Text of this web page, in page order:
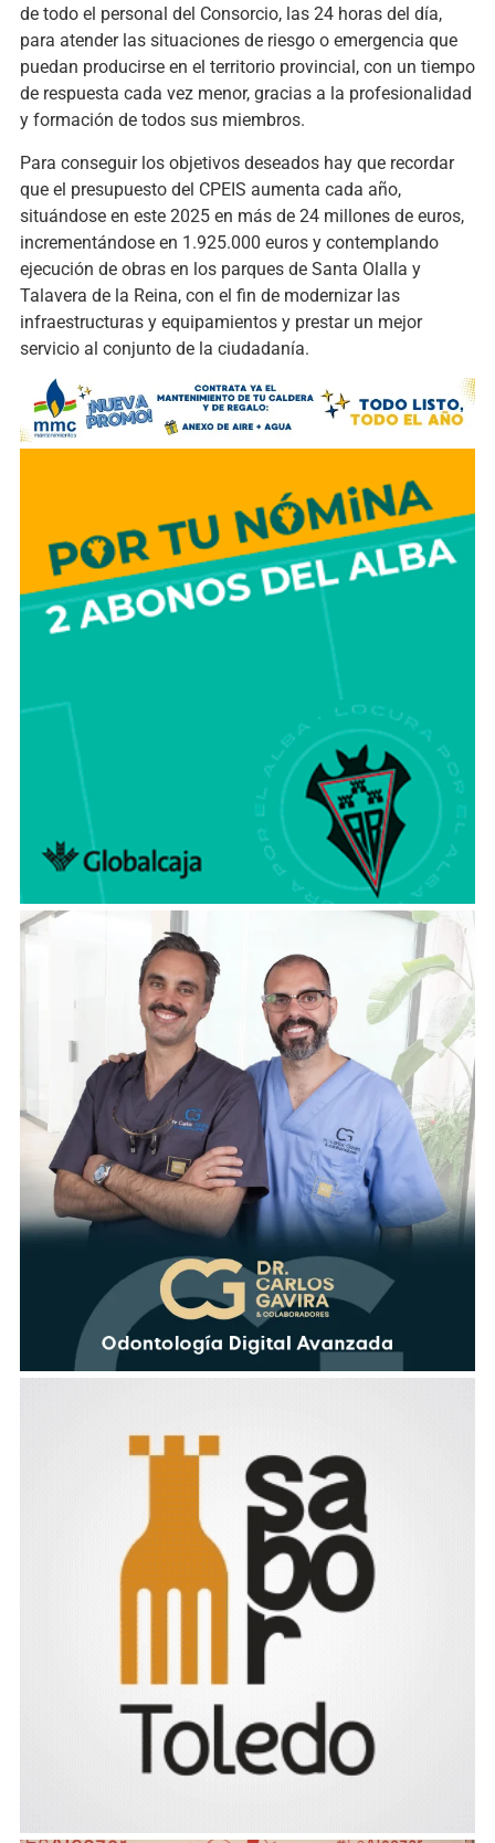
de todo el personal del Consorcio, las 24 horas del día,
para atender las situaciones de riesgo o emergencia que
puedan producirse en el territorio provincial, con un tiempo
de respuesta cada vez menor, gracias a la profesionalidad
y formación de todos sus miembros.
Para conseguir los objetivos deseados hay que recordar
que el presupuesto del CPEIS aumenta cada año,
situándose en este 2025 en más de 24 millones de euros,
incrementándose en 1.925.000 euros y contemplando
ejecución de obras en los parques de Santa Olalla y
Talavera de la Reina, con el fin de modernizar las
infraestructuras y equipamientos y prestar un mejor
servicio al conjunto de la ciudadanía.